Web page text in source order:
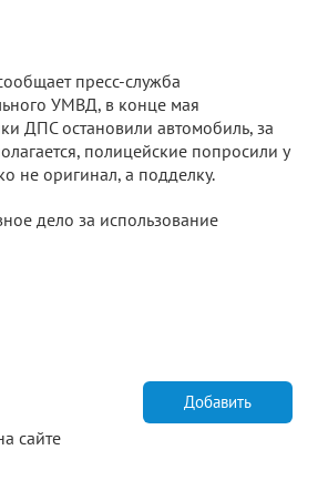
пресс-служба
УМВД, в конце мая
ДПС остановили автомобиль, за
полицейские попросили у
не оригинал, а подделку.
дело за использование
сайте
Добавить